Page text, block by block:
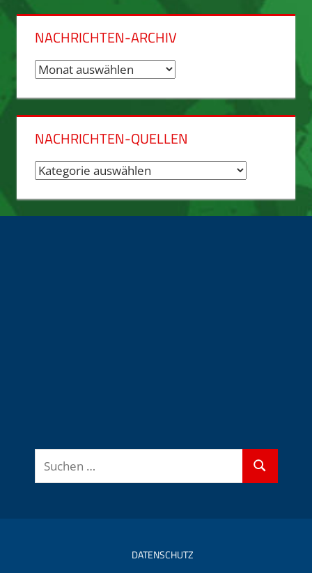
NACHRICHTEN-ARCHIV
Nachrichten-
NACHRICHTEN-QUELLEN
Nachrichten-
Suchen
nach:
Suchen
DATENSCHUTZ